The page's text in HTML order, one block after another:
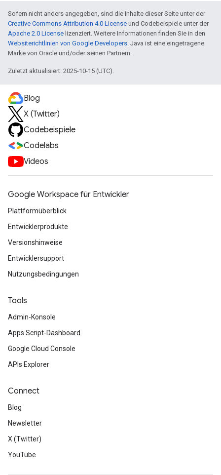
Sofern nicht anders angegeben, sind die Inhalte dieser Seite unter der
Creative Commons Attribution 4.0 License und Codebeispiele unter der
Apache 2.0 License lizenziert. Weitere Informationen finden Sie in den
Websiterichtlinien von Google Developers. Java ist eine eingetragene
Marke von Oracle und/oder seinen Partnern.
Zuletzt aktualisiert: 2025-10-15 (UTC).
Blog
X (Twitter)
Codebeispiele
Codelabs
Videos
Google Workspace für Entwickler
Plattformüberblick
Entwicklerprodukte
Versionshinweise
Entwicklersupport
Nutzungsbedingungen
Tools
Admin-Konsole
Apps Script-Dashboard
Google Cloud Console
APIs Explorer
Connect
Blog
Newsletter
X (Twitter)
YouTube